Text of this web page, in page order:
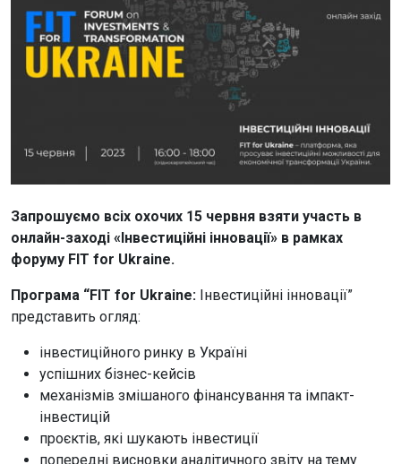
Запрошуємо всіх охочих 15 червня взяти участь в
онлайн-заході «Інвестиційні інновації» в рамках
форуму FIT for Ukraine.
Програма “FIT for Ukraine: Інвестиційні інновації”
представить огляд:
інвестиційного ринку в Україні
успішних бізнес-кейсів
механізмів змішаного фінансування та імпакт-
інвестицій
проєктів, які шукають інвестиції
попередні висновки аналітичного звіту на тему